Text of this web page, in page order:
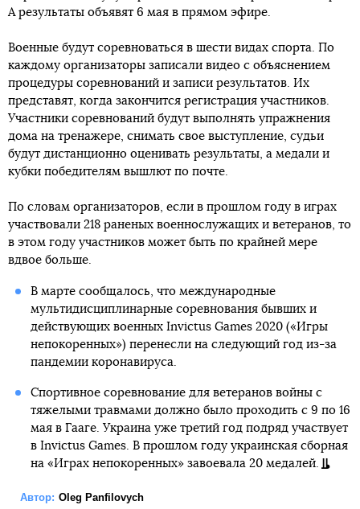
А результаты объявят 6 мая в прямом эфире.
Военные будут соревноваться в шести видах спорта. По
каждому организаторы записали видео с объяснением
процедуры соревнований и записи результатов. Их
представят, когда закончится регистрация участников.
Участники соревнований будут выполнять упражнения
дома на тренажере, снимать свое выступление, судьи
будут дистанционно оценивать результаты, а медали и
кубки победителям вышлют по почте.
По словам организаторов, если в прошлом году в играх
участвовали 218 раненых военнослужащих и ветеранов, то
в этом году участников может быть по крайней мере
вдвое больше.
В марте сообщалось, что международные
мультидисциплинарные соревнования бывших и
действующих военных Invictus Games 2020 («Игры
непокоренных») перенесли на следующий год из-за
пандемии коронавируса.
Спортивное соревнование для ветеранов войны с
тяжелыми травмами должно было проходить с 9 по 16
мая в Гааге. Украина уже третий год подряд участвует
в Invictus Games. В прошлом году украинская сборная
на «Играх непокоренных» завоевала 20 медалей.
Автор: Oleg Panfilovych